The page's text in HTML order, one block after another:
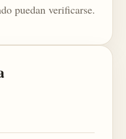
puedan verificarse.